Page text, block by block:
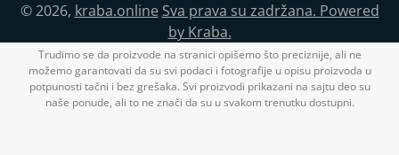
© 2026, kraba.online Sva prava su zadržana. Powered
by Kraba.
Trudimo se da proizvode na stranici opišemo što preciznije, ali ne
možemo garantovati da su svi podaci i fotografije u opisu proizvoda u
potpunosti tačni i bez grešaka. Svi proizvodi prikazani na sajtu deo su
naše ponude, ali to ne znači da su u svakom trenutku dostupni.